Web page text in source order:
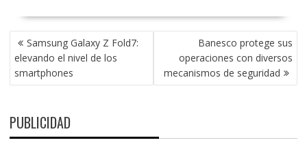
NAVEGACIÓN
DE
ENTRADAS
Samsung Galaxy Z Fold7:
elevando el nivel de los
smartphones
Banesco protege sus
operaciones con diversos
mecanismos de seguridad
PUBLICIDAD